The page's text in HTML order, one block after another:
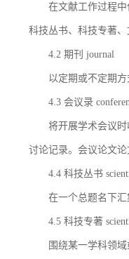
在文献工作过程
科技丛书、科技专著
4.2 期刊 journal
以定期或不定期
4.3 会议录
将开展学术会议
讨论记录。会议论文
4.4 科技丛书
在一个总题名下
4.5 科技专著
围绕某一学科领